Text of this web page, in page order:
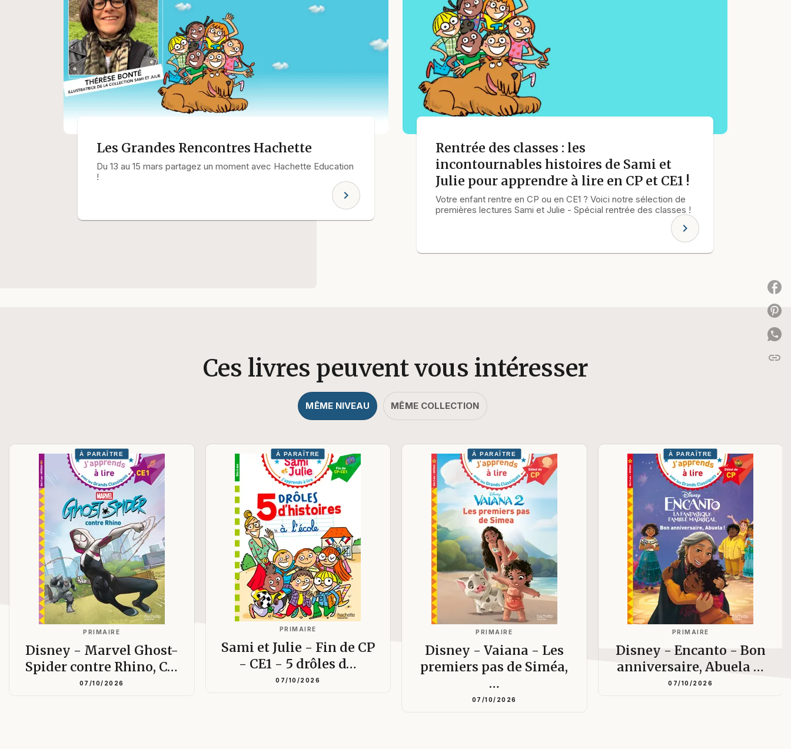
Les Grandes Rencontres Hachette
Du 13 au 15 mars partagez un moment avec Hachette Education
!
chevron_right
Rentrée des classes : les
incontournables histoires de Sami et
Julie pour apprendre à lire en CP et CE1 !
Votre enfant rentre en CP ou en CE1 ? Voici notre sélection de
premières lectures Sami et Julie - Spécial rentrée des classes !
chevron_right
Ces livres peuvent vous intéresser
MÊME NIVEAU MÊME COLLECTION
À PARAÎTRE
PRIMAIRE
Disney - Marvel Ghost-
Spider contre Rhino, C…
07/10/2026
À PARAÎTRE
PRIMAIRE
Sami et Julie - Fin de CP
- CE1 - 5 drôles d…
07/10/2026
À PARAÎTRE
PRIMAIRE
Disney - Vaiana - Les
premiers pas de Siméa,
…
07/10/2026
À PARAÎTRE
PRIMAIRE
Disney - Encanto - Bon
anniversaire, Abuela …
07/10/2026
link